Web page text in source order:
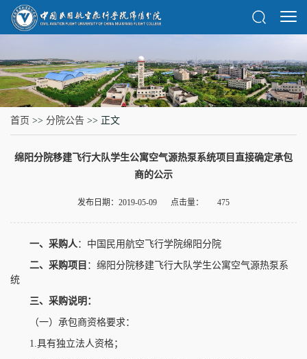
首页 >> 分院公告 >> 正文
绵阳分院移建飞行大队学生公寓空气源热泵系统项目直接确定承包
商的公示
发布日期：2019-05-09 点击量： 475
一、采购人：中国民用航空飞行学院绵阳分院
二、采购项目 ：绵阳分院移建飞行大队学生公寓空气源热泵系
统
三、采购说明：
（一）承包商资格要求：
1.具有独立法人资格；